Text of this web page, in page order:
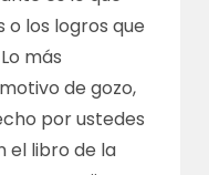
o los logros que
más
de gozo,
por ustedes
el libro de la